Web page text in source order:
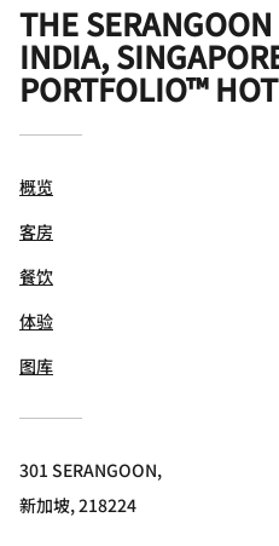
THE
INDIA,
PORTFOLIO™
概览
客房
餐饮
体验
图库
301 SERANGOON,
新加坡, 218224